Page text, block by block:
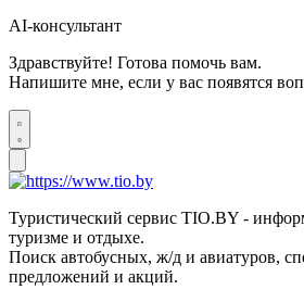
AI-консультант
Здравствуйте! Готова помочь вам.
Напишите мне, если у вас появятся
Туристический сервис TIO.BY -
туризме и отдыхе.
Поиск автобусных, ж/д и авиатуров,
предложений и акций.